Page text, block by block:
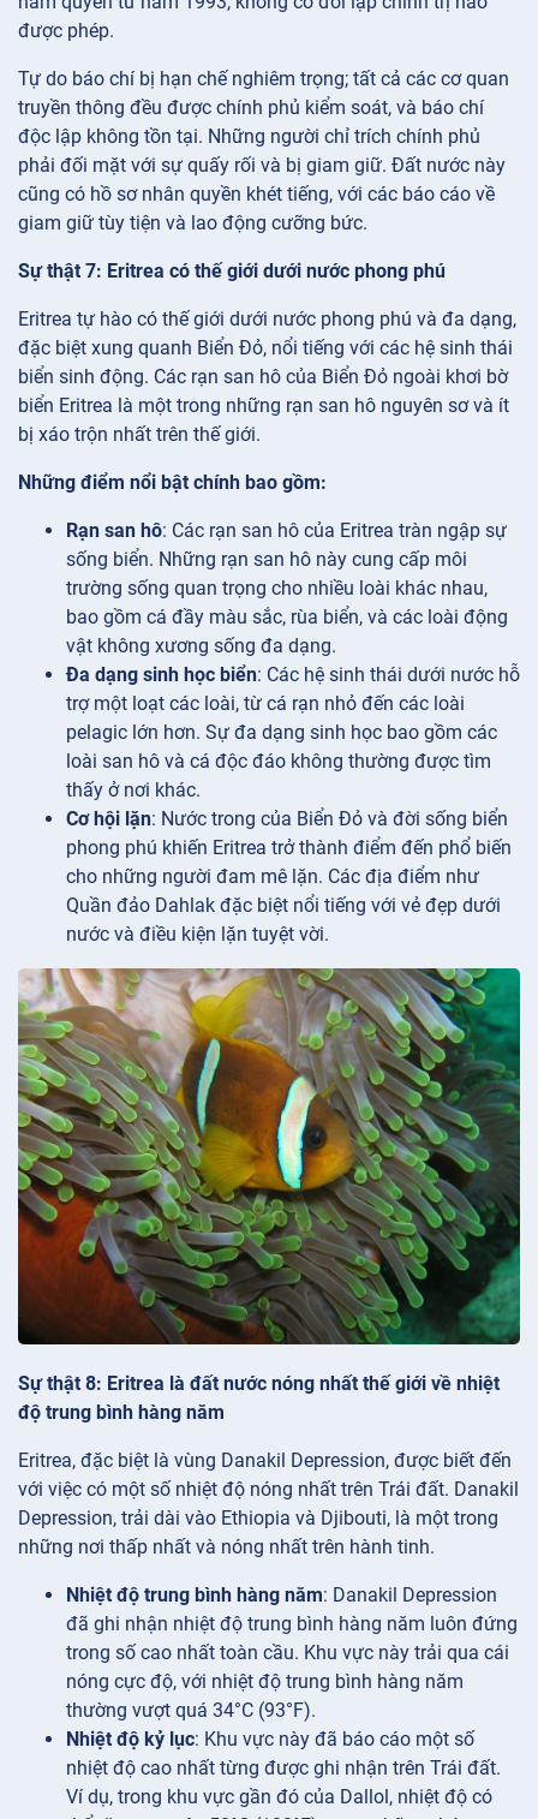
được phép.
Tự do báo chí bị hạn chế nghiêm trọng; tất cả các cơ quan
truyền thông đều được chính phủ kiểm soát, và báo chí
độc lập không tồn tại. Những người chỉ trích chính phủ
phải đối mặt với sự quấy rối và bị giam giữ. Đất nước này
cũng có hồ sơ nhân quyền khét tiếng, với các báo cáo về
giam giữ tùy tiện và lao động cưỡng bức.
Sự thật 7: Eritrea có thế giới dưới nước phong phú
Eritrea tự hào có thế giới dưới nước phong phú và đa dạng,
đặc biệt xung quanh Biển Đỏ, nổi tiếng với các hệ sinh thái
biển sinh động. Các rạn san hô của Biển Đỏ ngoài khơi bờ
biển Eritrea là một trong những rạn san hô nguyên sơ và ít
bị xáo trộn nhất trên thế giới.
Những điểm nổi bật chính bao gồm:
Rạn san hô: Các rạn san hô của Eritrea tràn ngập sự
sống biển. Những rạn san hô này cung cấp môi
trường sống quan trọng cho nhiều loài khác nhau,
bao gồm cá đầy màu sắc, rùa biển, và các loài động
vật không xương sống đa dạng.
Đa dạng sinh học biển: Các hệ sinh thái dưới nước hỗ
trợ một loạt các loài, từ cá rạn nhỏ đến các loài
pelagic lớn hơn. Sự đa dạng sinh học bao gồm các
loài san hô và cá độc đáo không thường được tìm
thấy ở nơi khác.
Cơ hội lặn: Nước trong của Biển Đỏ và đời sống biển
phong phú khiến Eritrea trở thành điểm đến phổ biến
cho những người đam mê lặn. Các địa điểm như
Quần đảo Dahlak đặc biệt nổi tiếng với vẻ đẹp dưới
nước và điều kiện lặn tuyệt vời.
Sự thật 8: Eritrea là đất nước nóng nhất thế giới về nhiệt
độ trung bình hàng năm
Eritrea, đặc biệt là vùng Danakil Depression, được biết đến
với việc có một số nhiệt độ nóng nhất trên Trái đất. Danakil
Depression, trải dài vào Ethiopia và Djibouti, là một trong
những nơi thấp nhất và nóng nhất trên hành tinh.
Nhiệt độ trung bình hàng năm: Danakil Depression
đã ghi nhận nhiệt độ trung bình hàng năm luôn đứng
trong số cao nhất toàn cầu. Khu vực này trải qua cái
nóng cực độ, với nhiệt độ trung bình hàng năm
thường vượt quá 34°C (93°F).
Nhiệt độ kỷ lục: Khu vực này đã báo cáo một số
nhiệt độ cao nhất từng được ghi nhận trên Trái đất.
Ví dụ, trong khu vực gần đó của Dallol, nhiệt độ có